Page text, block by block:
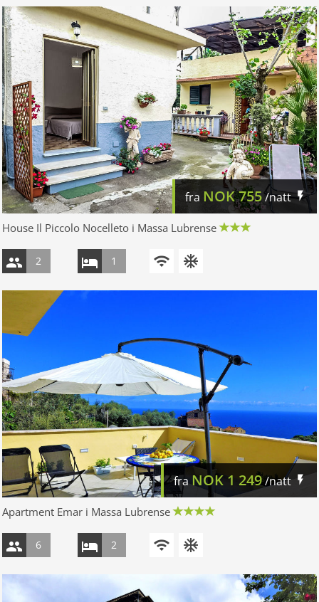
fra NOK755/natt
House Il Piccolo Nocelleto i Massa Lubrense
2 1
fraNOK 1 249/natt
Apartment Emar i Massa Lubrense
6 2